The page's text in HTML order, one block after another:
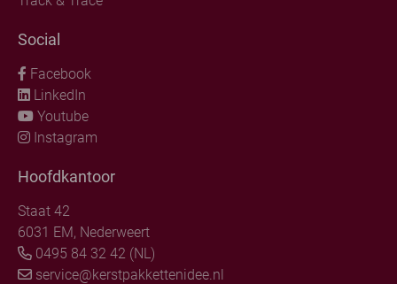
Social
Facebook
LinkedIn
Youtube
Instagram
Hoofdkantoor
Staat 42
6031 EM, Nederweert
0495 84 32 42 (NL)
service@kerstpakkettenidee.nl